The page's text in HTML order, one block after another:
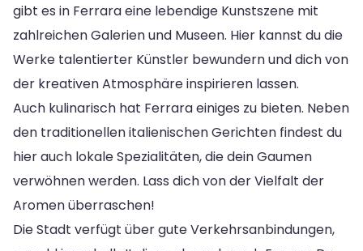
gibt es in Ferrara eine lebendige Kunstszene mit
zahlreichen Galerien und Museen. Hier kannst du die
Werke talentierter Künstler bewundern und dich von
der kreativen Atmosphäre inspirieren lassen.
Auch kulinarisch hat Ferrara einiges zu bieten. Neben
den traditionellen italienischen Gerichten findest du
hier auch lokale Spezialitäten, die dein Gaumen
verwöhnen werden. Lass dich von der Vielfalt der
Aromen überraschen!
Die Stadt verfügt über gute Verkehrsanbindungen,